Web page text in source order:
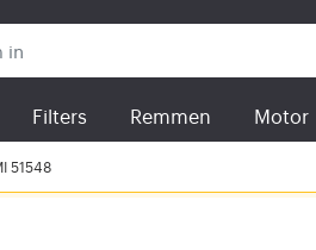
Filters Remmen Motor
51548